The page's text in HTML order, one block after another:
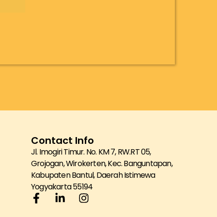
Contact Info
Jl. Imogiri Timur. No. KM 7, RW.RT 05,
Grojogan, Wirokerten, Kec. Banguntapan,
Kabupaten Bantul, Daerah Istimewa
Yogyakarta 55194